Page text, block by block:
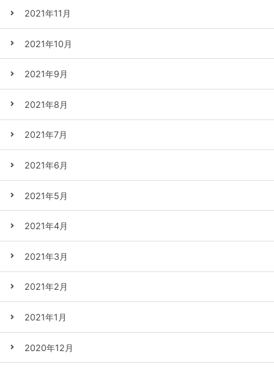
2021年11月
2021年10月
2021年9月
2021年8月
2021年7月
2021年6月
2021年5月
2021年4月
2021年3月
2021年2月
2021年1月
2020年12月